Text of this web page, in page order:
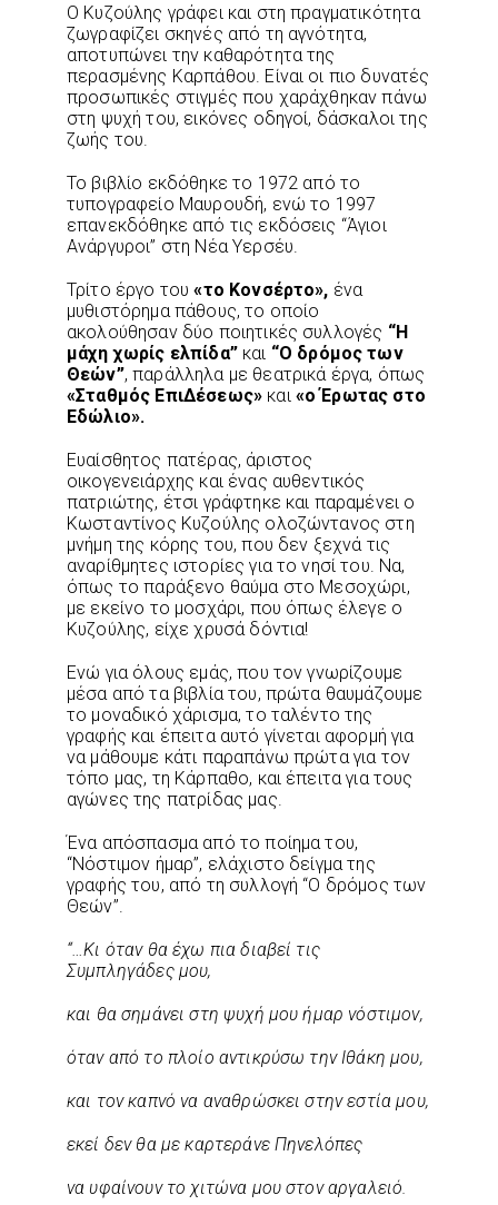
Ο Κυζούλης γράφει και στη πραγματικότητα
ζωγραφίζει σκηνές από τη αγνότητα,
αποτυπώνει την καθαρότητα της
περασμένης Καρπάθου. Είναι οι πιο δυνατές
προσωπικές στιγμές που χαράχθηκαν πάνω
στη ψυχή του, εικόνες οδηγοί, δάσκαλοι της
ζωής του.
Το βιβλίο εκδόθηκε το 1972 από το
τυπογραφείο Μαυρουδή, ενώ το 1997
επανεκδόθηκε από τις εκδόσεις “Άγιοι
Ανάργυροι” στη Νέα Υερσέυ.
Τρίτο έργο του«το Κονσέρτο», ένα
μυθιστόρημα πάθους, το οποίο
ακολούθησαν δύο ποιητικές συλλογές “Η
μάχη χωρίς ελπίδα”και “Ο δρόμος των
Θεών”, παράλληλα με θεατρικά έργα, όπως
«Σταθμός ΕπιΔέσεως» και «ο Έρωτας στο
Εδώλιο».
Ευαίσθητος πατέρας, άριστος
οικογενειάρχης και ένας αυθεντικός
πατριώτης, έτσι γράφτηκε και παραμένει ο
Κωσταντίνος Κυζούλης ολοζώντανος στη
μνήμη της κόρης του, που δεν ξεχνά τις
αναρίθμητες ιστορίες για το νησί του. Να,
όπως το παράξενο θαύμα στο Μεσοχώρι,
με εκείνο το μοσχάρι, που όπως έλεγε ο
Κυζούλης, είχε χρυσά δόντια!
Ενώ για όλους εμάς, που τον γνωρίζουμε
μέσα από τα βιβλία του, πρώτα θαυμάζουμε
το μοναδικό χάρισμα, το ταλέντο της
γραφής και έπειτα αυτό γίνεται αφορμή για
να μάθουμε κάτι παραπάνω πρώτα για τον
τόπο μας, τη Κάρπαθο, και έπειτα για τους
αγώνες της πατρίδας μας.
Ένα απόσπασμα από το ποίημα του,
“Νόστιμον ήμαρ”, ελάχιστο δείγμα της
γραφής του, από τη συλλογή “Ο δρόμος των
Θεών”.
“…Κι όταν θα έχω πια διαβεί τις
Συμπληγάδες μου,
και θα σημάνει στη ψυχή μου ήμαρ νόστιμον,
όταν από το πλοίο αντικρύσω την Ιθάκη μου,
και τον καπνό να αναθρώσκει στην εστία μου,
εκεί δεν θα με καρτεράνε Πηνελόπες
να υφαίνουν το χιτώνα μου στον αργαλειό.